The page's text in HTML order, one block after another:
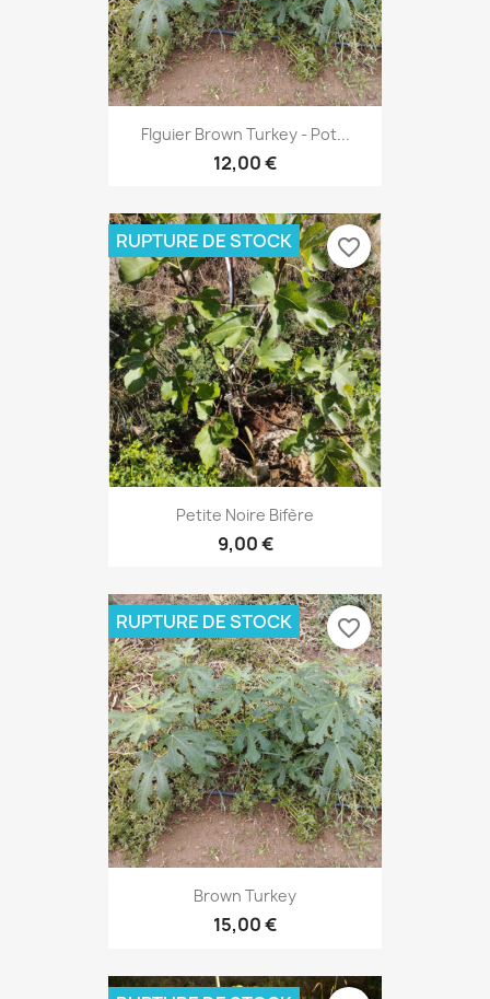
FIguier Brown Turkey - Pot...
12,00 €
Petite Noire Bifère
9,00 €
RUPTURE DE STOCK favorite_border
Brown Turkey
15,00 €
RUPTURE DE STOCK favorite_border